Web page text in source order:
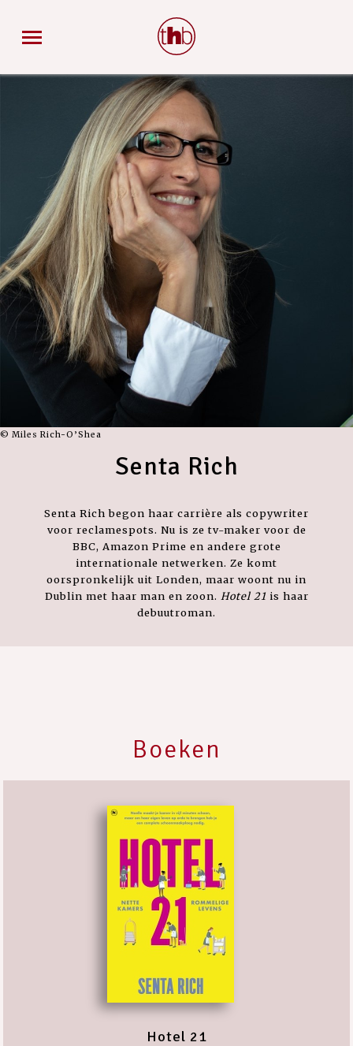
© Miles Rich-O’Shea
Senta Rich
Senta Rich begon haar carrière als copywriter
voor reclamespots. Nu is ze tv-maker voor de
BBC, Amazon Prime en andere grote
internationale netwerken. Ze komt
oorspronkelijk uit Londen, maar woont nu in
Dublin met haar man en zoon. Hotel 21is haar
debuutroman.
Boeken
Hotel 21